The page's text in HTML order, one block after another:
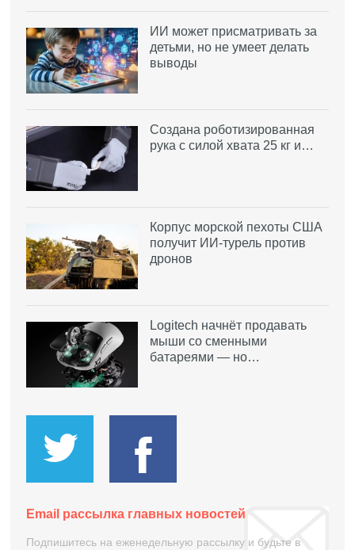
ИИ может присматривать за
детьми, но не умеет делать
выводы
Создана роботизированная
рука с силой хвата 25 кг и…
Корпус морской пехоты США
получит ИИ-турель против
дронов
Logitech начнёт продавать
мыши со сменными
батареями — но…
Email рассылка главных новостей
Подпишитесь на еженедельную рассылку и будьте в